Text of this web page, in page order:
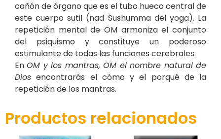
cañón de órgano que es el tubo hueco central de
este cuerpo sutil (nad Sushumma del yoga). La
repetición mental de OM armoniza el conjunto
del psiquismo y constituye un poderoso
estimulante de todas las funciones cerebrales.
EnOM y los mantras, OM el nombre natural de
Dios encontrarás el cómo y el porqué de la
repetición de los mantras.
Productos relacionados